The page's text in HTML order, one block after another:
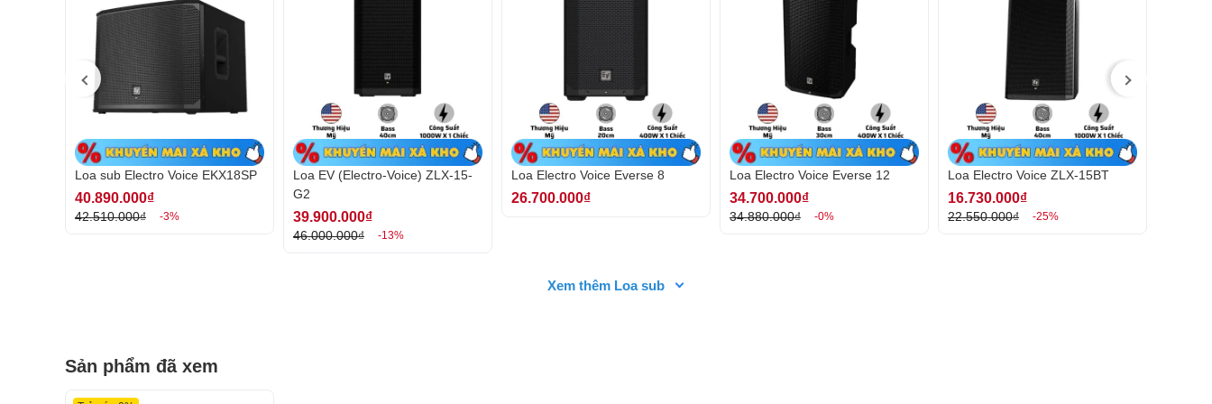
khỏi mọi điều kiện môi trường khắc nghiệt, phù hợp sử dụng cả trong nhà và ngoài trời.
Mặt trước của loa được trang bị lưới thép 18AWG sơn tĩnh điện, có độ bền cao và lớp lưới bên
trong giúp ngăn bụi và nước xâm nhập, bảo vệ loa khỏi các tác động ngoại lực. Trên thân loa còn có
điểm gắn ren M20, thuận tiện cho việc lắp đặt các hệ thống âm thanh chuyên nghiệp.
Loa sub Electro Voice EKX18SP
40.890.000₫
42.510.000₫ -3%
Loa EV (Electro-Voice) ZLX-15-
G2
39.900.000₫
46.000.000₫ -13%
Loa Electro Voice Everse 8
26.700.000₫
Loa Electro Voice Everse 12
34.700.000₫
34.880.000₫ -0%
Loa Electro Voice ZLX-15BT
16.730.000₫
22.550.000₫ -25%
Xem thêm Loa sub
Sản phẩm đã xem